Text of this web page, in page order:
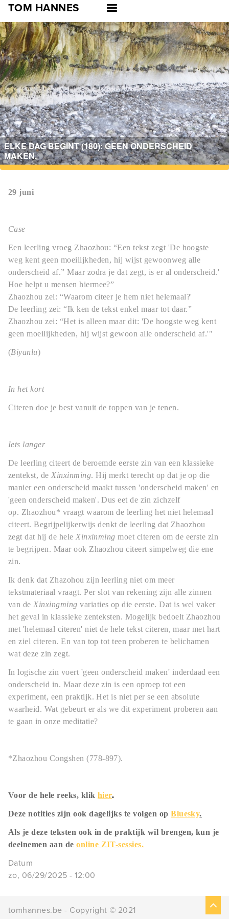
Skip
main
navigation
TOM HANNES
ELKE DAG BEGINT (180): GEEN ONDERSCHEID
MAKEN.
29 juni
Case
Een leerling vroeg Zhaozhou: “Een tekst zegt 'De hoogste
weg kent geen moeilijkheden, hij wijst gewoonweg alle
onderscheid af.” Maar zodra je dat zegt, is er al onderscheid.'
Hoe helpt u mensen hiermee?”
Zhaozhou zei: “Waarom citeer je hem niet helemaal?'
De leerling zei: “Ik ken de tekst enkel maar tot daar.”
Zhaozhou zei: “Het is alleen maar dit: 'De hoogste weg kent
geen moeilijkheden, hij wijst gewoon alle onderscheid af.'"
(Biyanlu)
In het kort
Citeren doe je best vanuit de toppen van je tenen.
Iets langer
De leerling citeert de beroemde eerste zin van een klassieke
zentekst, de Xinxinming. Hij merkt terecht op dat je op die
manier een onderscheid maakt tussen 'onderscheid maken' en
'geen onderscheid maken'. Dus eet de zin zichzelf
op. Zhaozhou* vraagt waarom de leerling het niet helemaal
citeert. Begrijpelijkerwijs denkt de leerling dat Zhaozhou
zegt dat hij de hele Xinxinming moet citeren om de eerste zin
te begrijpen. Maar ook Zhaozhou citeert simpelweg die ene
zin.
Ik denk dat Zhazohou zijn leerling niet om meer
tekstmateriaal vraagt. Per slot van rekening zijn alle zinnen
van de Xinxingmingvariaties op die eerste. Dat is wel vaker
het geval in klassieke zenteksten. Mogelijk bedoelt Zhaozhou
met 'helemaal citeren' niet de hele tekst citeren, maar met hart
en ziel citeren. En van top tot teen proberen te belichamen
wat deze zin zegt.
In logische zin voert 'geen onderscheid maken' inderdaad een
onderscheid in. Maar deze zin is een oproep tot een
experiment, een praktijk. Het is niet per se een absolute
waarheid. Wat gebeurt er als we dit experiment proberen aan
te gaan in onze meditatie?
*Zhaozhou Congshen (778-897).
Voor de hele reeks, klik hier.
Deze notities zijn ook dagelijks te volgen op Bluesky.
Als je deze teksten ook in de praktijk wil brengen, kun je
deelnemen aan deonline ZIT-sessies.
Datum
zo, 06/29/2025 - 12:00
tomhannes.be - Copyright © 2021